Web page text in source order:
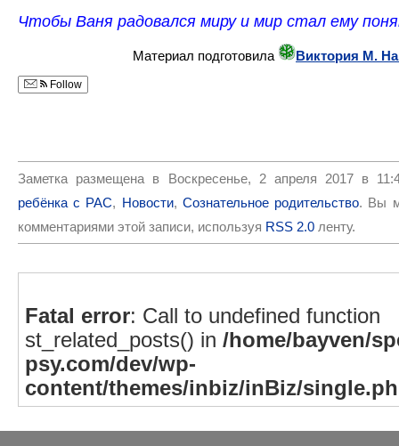
Чтобы Ваня радовался миру и мир стал ему
Материал подготовила Виктория М.
Follow
Заметка размещена в Воскресенье, 2 апреля 2017 в
ребёнка с РАС, Новости, Сознательное родительство. Вы
комментариями этой записи, используя RSS 2.0 ленту.
Fatal error: Call to undefined function
st_related_posts() in /home/bayven/
psy.com/dev/wp-
content/themes/inbiz/inBiz/